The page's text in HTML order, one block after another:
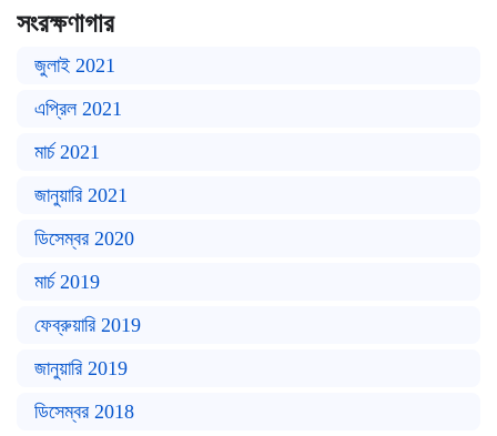
সংরক্ষণাগার
জুলাই 2021
এপ্রিল 2021
মার্চ 2021
জানুয়ারি 2021
ডিসেম্বর 2020
মার্চ 2019
ফেব্রুয়ারি 2019
জানুয়ারি 2019
ডিসেম্বর 2018